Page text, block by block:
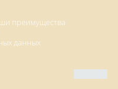
преимущества
данных